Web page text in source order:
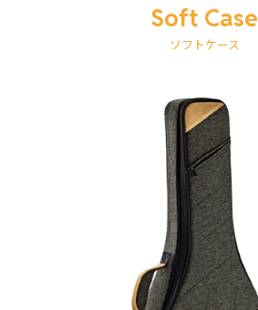
Soft Case
ソフトケース